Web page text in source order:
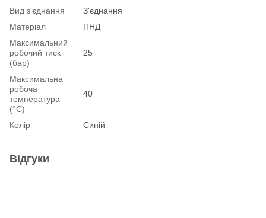
Вид з'єднання
З'єднання
Матеріал
ПНД
Максимальний
робочий тиск
(бар)
25
Максимальна
робоча
температура
(°С)
40
Колір Синій
Відгуки